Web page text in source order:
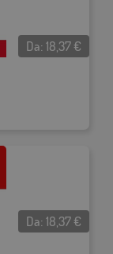
Da:18,37€
Da:18,37€